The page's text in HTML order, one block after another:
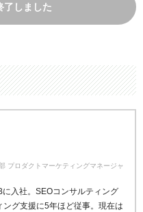
了しました
プロダクトマーケティングマネージャ
入社。SEOコンサルティング
グ支援に5年ほど従事。現在は